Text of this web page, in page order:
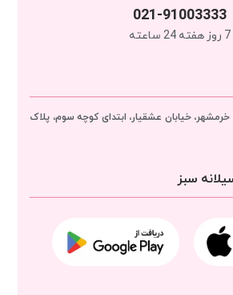
021-91003333
7 روز هفته 24 ساعته
خیابان عشقیار، ابتدای کوچه سوم، پلاک
سبز